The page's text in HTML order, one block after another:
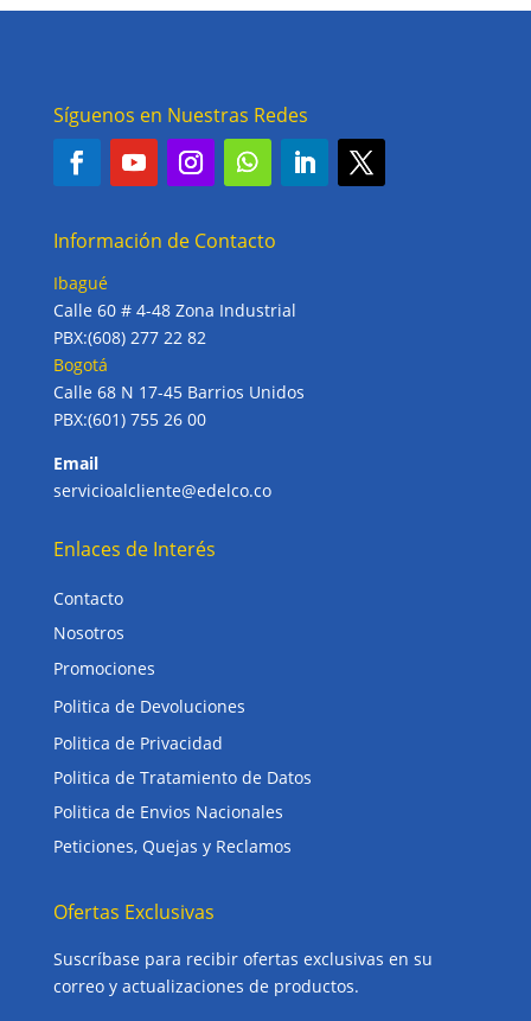
Síguenos en Nuestras Redes
Información de Contacto
Ibagué
Calle 60 # 4-48 Zona Industrial
PBX:(608) 277 22 82
Bogotá
Calle 68 N 17-45 Barrios Unidos
PBX:(601) 755 26 00
Email
servicioalcliente@edelco.co
Enlaces de Interés
Contacto
Nosotros
Promociones
Politica de Devoluciones
Politica de Privacidad
Politica de Tratamiento de Datos
Politica de Envios Nacionales
Peticiones, Quejas y Reclamos
Ofertas Exclusivas
Suscríbase para recibir ofertas exclusivas en su
correo y actualizaciones de productos.